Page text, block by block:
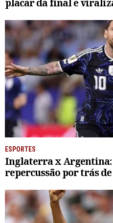
placar da final e
ESPORTES
Inglaterra x Argentina:
repercussão por trás